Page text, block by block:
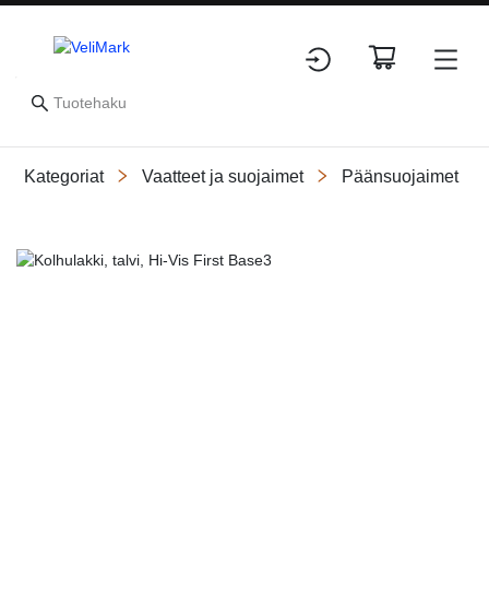
Kategoriat Vaatteet ja suojaimet Päänsuojaimet
Slide 1 of 2